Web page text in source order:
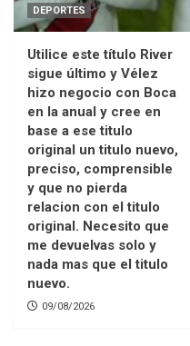
DEPORTES
Utilice este título River
sigue último y Vélez
hizo negocio con Boca
en la anual y cree en
base a ese titulo
original un titulo nuevo,
preciso, comprensible
y que no pierda
relacion con el titulo
original. Necesito que
me devuelvas solo y
nada mas que el titulo
nuevo.
09/08/2026